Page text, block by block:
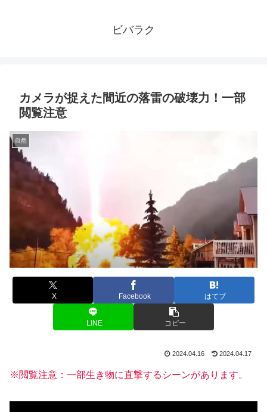
ビバラク
カメラが捉えた間近の落雷の破壊力！一部
閲覧注意
自然
X Facebook はてブ
LINE コピー
2024.04.16 2024.04.17
※閲覧注意： 一部生き物に直撃するシーンがあります。